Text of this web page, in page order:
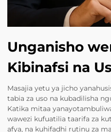
Unganisho
Kibinafsi na
Masajia yetu ya jicho
tabia za uso na kubadilisha
Katika mitaa
wawezi kufuatilia taarifa za
afya, na kuhifadhi rutinu za